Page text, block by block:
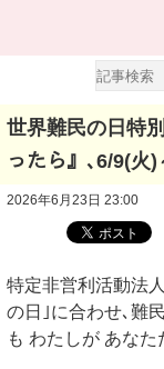
世界難民の日特
ったら』､6/9(火
2026年6月23日 23:00
特定非営利活動法
の日｣に合わせ､難
も わたしが あな